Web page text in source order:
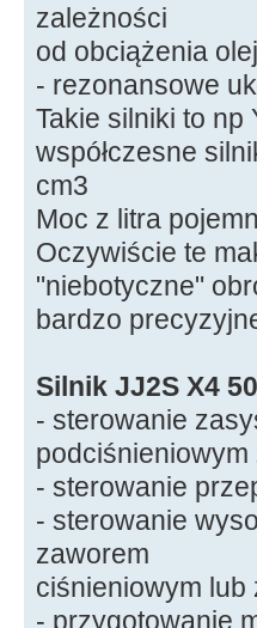
zależności
od obciążenia
- rezonansowe
Takie silniki to np
współczesne
cm3
Moc z litra
Oczywiście te
"niebotyczne"
bardzo
Silnik JJ2S X4
- sterowanie
- sterowanie
- sterowanie
zaworem
ciśnieniowym lub
- przygotowanie